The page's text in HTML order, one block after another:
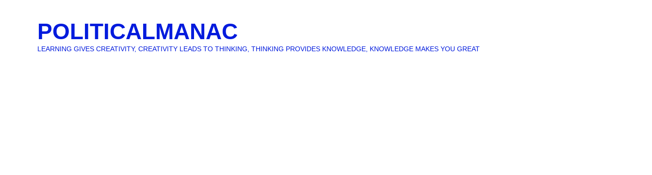
POLITICALMANAC
LEARNING GIVES CREATIVITY, CREATIVITY LEADS TO THINKING, THINKING PROVIDES KNOWLEDGE, KNOWLEDGE MAKES YOU GREAT